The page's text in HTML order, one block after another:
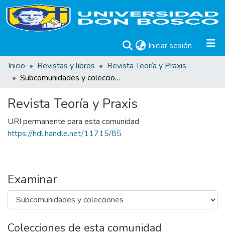
Iniciar sesión (current)
Inicio
Revistas y libros
Revista Teoría y Praxis
Subcomunidades y colecciones
Revista Teoría y Praxis
URI permanente para esta comunidad
https://hdl.handle.net/11715/85
Examinar
Colecciones de esta comunidad